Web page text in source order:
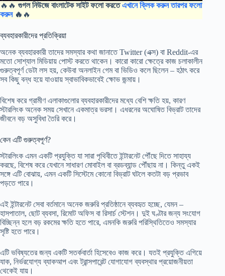
🔥🔥 গুগল নিউজে বাংলাটেক সাইট ফলো করতেএখানে ক্লিক করুন তারপর ফলো
করুন🔥 🔥
ব্যবহারকারীদের প্রতিক্রিয়া
অনেক ব্যবহারকারী তাদের সমস্যার কথা জানাতে Twitter (এক্স) বা Reddit-এর
মতো সোশ্যাল মিডিয়ায় পোস্ট করতে থাকেন। কারো কারো ক্ষেত্রে কাজ চলাকালীন
গুরুত্বপূর্ণ ডেটা লস হয়, কেউবা অনলাইন গেম বা ভিডিও কলে ছিলেন – হঠাৎ করে
সব কিছু বন্ধ হয়ে যাওয়ায় স্বাভাবিকভাবেই ক্ষোভ জন্মায়।
বিশেষ করে গ্রামীণ এলাকাগুলোর ব্যবহারকারীদের মধ্যে বেশি ক্ষতি হয়, কারণ
স্টারলিংক অনেক সময় সেখানে একমাত্র ভরসা। এধরনের অঘোষিত বিভ্রাট তাদের
জীবনে বড় অসুবিধা তৈরি করে।
কেন এটি গুরুত্বপূর্ণ?
স্টারলিংক এমন একটি প্রযুক্তি যা সারা পৃথিবীতে ইন্টারনেট পৌঁছে দিতে সাহায্য
করছে, বিশেষ করে যেখানে সাধারণ মোবাইল বা ব্রডব্যান্ড পৌঁছায় না। কিন্তু একই
সঙ্গে এটি বোঝায়, এমন একটি সিস্টেমে কোনো বিভ্রাট ঘটলে কতটা বড় প্রভাব
পড়তে পারে।
এই ইন্টারনেট সেবা বর্তমানে অনেক জরুরি প্রতিষ্ঠানে ব্যবহৃত হচ্ছে, যেমন –
হাসপাতাল, ছোট ব্যবসা, রিমোট অফিস বা রিসার্চ স্টেশন। দুই ঘণ্টার জন্য সংযোগ
বিচ্ছিন্ন হলে বড় রকমের ক্ষতি হতে পারে, এমনকি জরুরি পরিস্থিতিতেও সমস্যার
সৃষ্টি হতে পারে।
এটি ভবিষ্যতের জন্য একটি সতর্কবার্তা হিসেবেও কাজ করে। যতই প্রযুক্তি এগিয়ে
যাক, নির্ভরযোগ্য ব্যাকআপ এবং ট্রান্সপারেন্ট যোগাযোগ ব্যবস্থার প্রয়োজনীয়তা
থেকেই যায়।